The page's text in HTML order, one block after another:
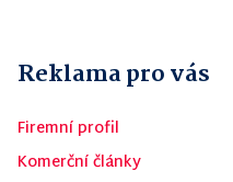
Reklama pro vás
Firemní profil
Komerční články